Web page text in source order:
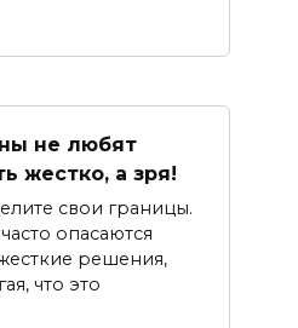
не любят
жестко, а зря!
свои границы.
опасаются
решения,
что это